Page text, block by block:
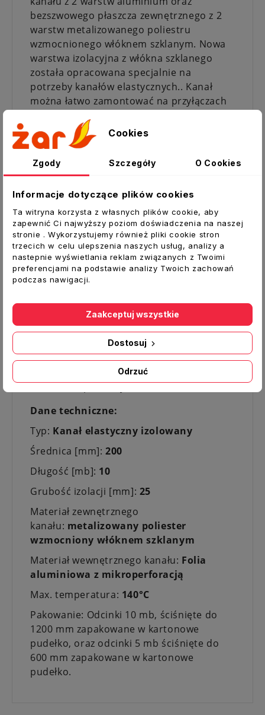
bezszwowego płaszcza zewnętrznego z 2
warstw metalizowanego poliestru
wzmocnionego włóknem szklanym. Nowa
warstwa izolacyjna z włókna szklanego
została opracowana specjalnie na
potrzeby kanałów elastycznych.. Kanał
można łatwo zamontować na przyłączach
zawiera PCV, dlatego w przypadku pożaru
nie wydziela toksycznych gazów.
Mikroperfocja wewnętrznej warstwy
zapewnia lepsze tłumienie hałasu
przepływającego powietrza.
ZASTOSOWANIE:
Kanały elastyczne SONOTHERM LIGHT są
stosowane w systemach wentylacyjnych i
klimatyzacyjnych, w których jest
wymagana duża wytrzymałość
izolacja termiczna i akustyczna.
PARAMETRY:
Prędkość powietrza (maks.): 30 m / s
Ciśnienie robocze (maks.): + 2500 Pa
Promień gięcia: 0,54 x D + 25mm
Zakres temperatury: -30°C do +140°C
Dane techniczne:
Typ: Kanał elastyczny izolowany
Średnica [mm]: 200
Długość [mb]: 10
Grubość izolacji [mm]: 25
Materiał zewnętrznego
kanału: metalizowany poliester
wzmocniony włóknem szklanym
Materiał wewnętrznego kanału: Folia
aluminiowa z mikroperforacją
Max. temperatura: 140°C
Pakowanie: Odcinki 10 mb, ściśnięte do
1200 mm zapakowane w kartonowe
pudełko, oraz odcinki 5 mb ściśnięte do
600 mm zapakowane w kartonowe
pudełko.
Cookies
Zgody Szczegóły O Cookies
Informacje dotyczące plików cookies
Ta witryna korzysta z własnych plików cookie, aby
zapewnić Ci najwyższy poziom doświadczenia na naszej
stronie . Wykorzystujemy również pliki cookie stron
trzecich w celu ulepszenia naszych usług, analizy a
nastepnie wyświetlania reklam związanych z Twoimi
preferencjami na podstawie analizy Twoich zachowań
podczas nawigacji.
Odrzuć
Dostosuj
Zaakceptuj wszystkie